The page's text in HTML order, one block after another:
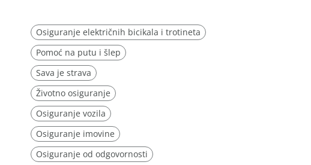
Osiguranje električnih bicikala i trotineta
Pomoć na putu i šlep
Sava je strava
Životno osiguranje
Osiguranje vozila
Osiguranje imovine
Osiguranje od odgovornosti